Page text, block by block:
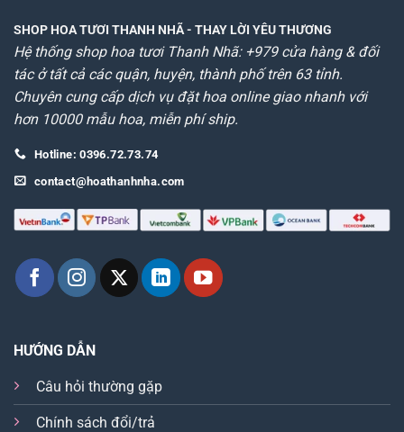
SHOP HOA TƯƠI THANH NHÃ- THAY LỜI YÊU THƯƠNG
Hệ thống shop hoa tươi Thanh Nhã: +979 cửa hàng & đối
tác ở tất cả các quận, huyện, thành phố trên 63 tỉnh.
Chuyên cung cấp dịch vụ đặt hoa online giao nhanh với
hơn 10000 mẫu hoa, miễn phí ship.
Hotline: 0396.72.73.74
contact@hoathanhnha.com
HƯỚNG DẪN
Câu hỏi thường gặp
Chính sách đổi/trả